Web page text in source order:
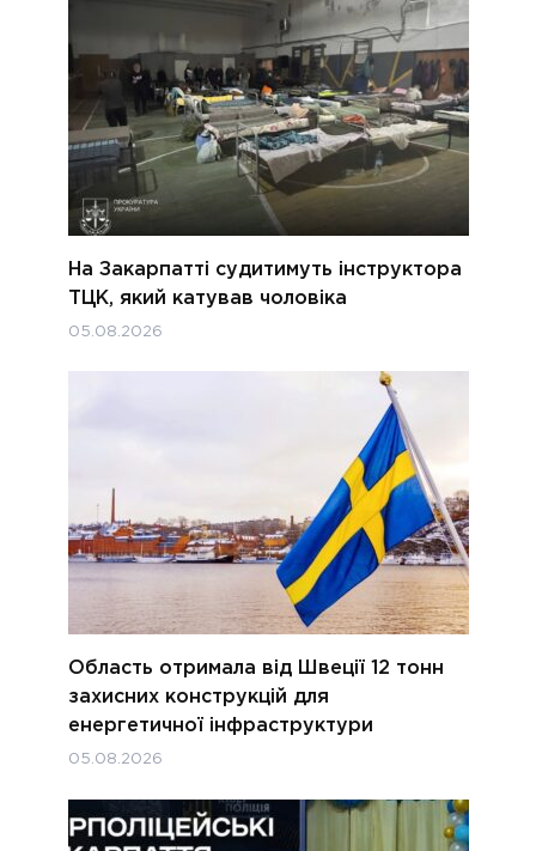
На Закарпатті судитимуть інструктора
ТЦК, який катував чоловіка
05.08.2026
Область отримала від Швеції 12 тонн
захисних конструкцій для
енергетичної інфраструктури
05.08.2026